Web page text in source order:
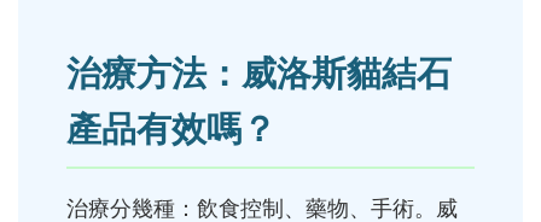
治療方法：威洛斯貓結石
產品有效嗎？
治療分幾種：飲食控制、藥物、手術。威